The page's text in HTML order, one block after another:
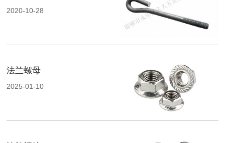
2020-10-28
法兰螺母
2025-01-10